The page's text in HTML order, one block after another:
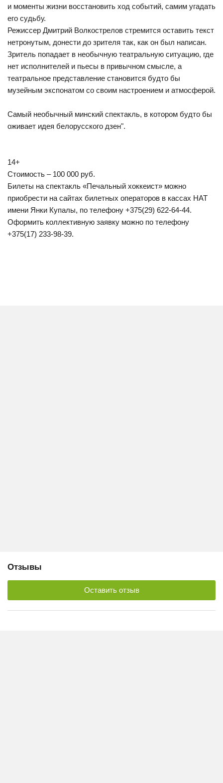
и моменты жизни восстановить ход событий, самим угадать
его судьбу.
Режиссер Дмитрий Волкострелов стремится оставить текст
нетронутым, донести до зрителя так, как он был написан.
Зритель попадает в необычную театральную ситуацию, где
нет исполнителей и пьесы в привычном смысле, а
театральное представление становится будто бы
музейным экспонатом со своим настроением и атмосферой.
Самый необычный минский спектакль, в котором будто бы
оживает идея белорусского дзен".
14+
Стоимость – 100 000 руб.
Билеты на спектакль «Печальный хоккеист» можно
приобрести на сайтах билетных операторов в кассах НАТ
имени Янки Купалы, по телефону +375(29) 622-64-44.
Оформить коллективную заявку можно по телефону
+375(17) 233-98-39.
Отзывы
Оставить отзыв